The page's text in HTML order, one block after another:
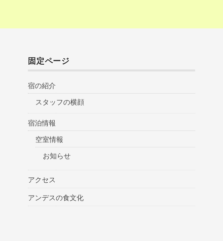
固定ページ
宿の紹介
スタッフの横顔
宿泊情報
空室情報
お知らせ
アクセス
アンデスの食文化